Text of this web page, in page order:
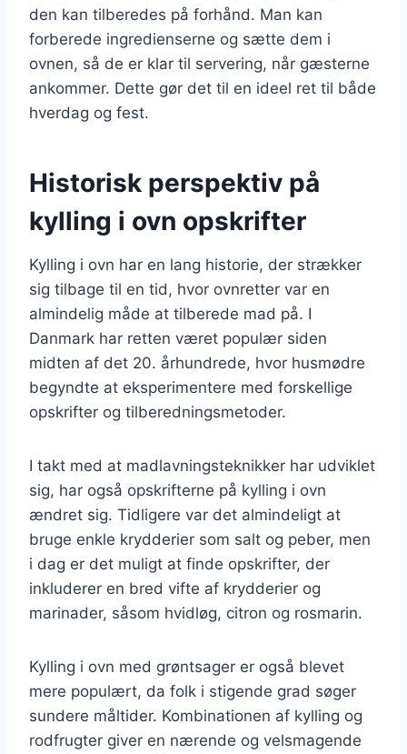
den kan tilberedes på forhånd. Man kan
forberede ingredienserne og sætte dem i
ovnen, så de er klar til servering, når gæsterne
ankommer. Dette gør det til en ideel ret til både
hverdag og fest.
Historisk perspektiv på
kylling i ovn opskrifter
Kylling i ovn har en lang historie, der strækker
sig tilbage til en tid, hvor ovnretter var en
almindelig måde at tilberede mad på. I
Danmark har retten været populær siden
midten af det 20. århundrede, hvor husmødre
begyndte at eksperimentere med forskellige
opskrifter og tilberedningsmetoder.
I takt med at madlavningsteknikker har udviklet
sig, har også opskrifterne på kylling i ovn
ændret sig. Tidligere var det almindeligt at
bruge enkle krydderier som salt og peber, men
i dag er det muligt at finde opskrifter, der
inkluderer en bred vifte af krydderier og
marinader, såsom hvidløg, citron og rosmarin.
Kylling i ovn med grøntsager er også blevet
mere populært, da folk i stigende grad søger
sundere måltider. Kombinationen af kylling og
rodfrugter giver en nærende og velsmagende